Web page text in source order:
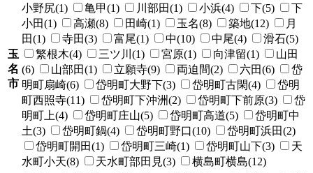
玉
名
市
小野尻(1)
亀甲(1) 川部田(1) 小浜(4) 下(5)
下
小田(1)
高瀬(8) 田崎(1) 玉名(8) 築地(12)
月
田(1)
寺田(3) 富尾(1) 中(10) 中尾(4)
滑石(5)
繁根木(4)
三ツ川(1) 宮原(1) 向津留(1)
山田
(6)
山部田(1) 立願寺(9) 両迫間(2) 六田(6)
岱
明町扇崎(6)
岱明町大野下(3) 岱明町古閑(4)
岱明
町西照寺(11)
岱明町下沖洲(2) 岱明町下前原(3)
岱
明町上(4)
岱明町庄山(5) 岱明町高道(5)
岱明町中
土(3)
岱明町鍋(4) 岱明町野口(10)
岱明町浜田(2)
岱明町開田(1)
岱明町三崎(1) 岱明町山下(3)
天
水町小天(8)
天水町部田見(3) 横島町横島(12)